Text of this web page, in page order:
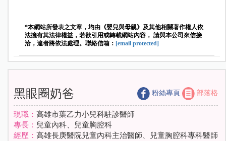
*本網站所發表之文章，均由《嬰兒與母親》及其他相關著作權人依
法擁有其法律權益，若欲引用或轉載網站內容， 請與本公司來信接
洽，違者將依法處理。聯絡信箱： [email protected]
黑眼圈奶爸 粉絲專頁 部落格
現職： 高雄市葉乙力小兒科駐診醫師
專長： 兒童內科、兒童胸腔科
經歷： 高雄長庚醫院兒童內科主治醫師、兒童胸腔科專科醫師